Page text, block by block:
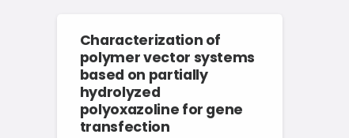
Characterization of
polymer vector systems
based on partially
hydrolyzed
polyoxazoline for gene
transfection